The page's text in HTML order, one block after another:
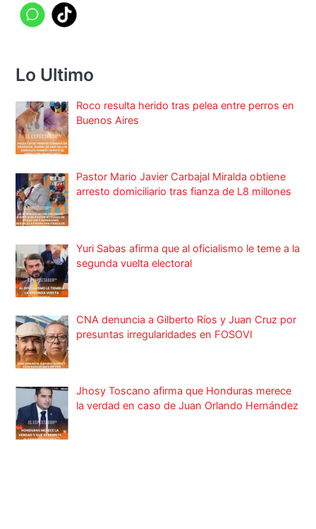
Lo Ultimo
Roco resulta herido tras pelea entre perros en
Buenos Aires
Pastor Mario Javier Carbajal Miralda obtiene
arresto domiciliario tras fianza de L8 millones
Yuri Sabas afirma que al oficialismo le teme a la
segunda vuelta electoral
CNA denuncia a Gilberto Ríos y Juan Cruz por
presuntas irregularidades en FOSOVI
Jhosy Toscano afirma que Honduras merece
la verdad en caso de Juan Orlando Hernández